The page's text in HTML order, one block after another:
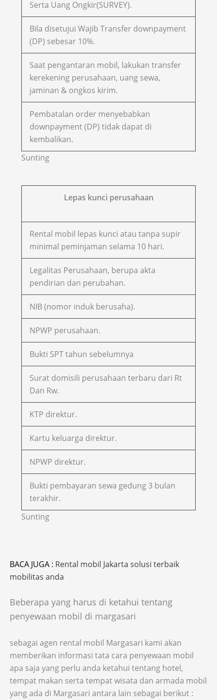
Sunting
Serta Uang Ongkir(SURVEY).
Bila disetujui Wajib Transfer downpayment
(DP) sebesar 10%.
Saat pengantaran mobil, lakukan transfer
kerekening perusahaan, uang sewa,
jaminan & ongkos kirim.
Pembatalan order menyebabkan
downpayment (DP) tidak dapat di
kembalikan.
Sunting
Lepas kunci perusahaan
Rental mobil lepas kunci atau tanpa supir
minimal peminjaman selama 10 hari.
Legalitas Perusahaan, berupa akta
pendirian dan perubahan.
NIB (nomor induk berusaha).
NPWP perusahaan.
Bukti SPT tahun sebelumnya
Surat domisili perusahaan terbaru dari Rt
Dan Rw.
KTP direktur.
Kartu keluarga direktur.
NPWP direktur.
Bukti pembayaran sewa gedung 3 bulan
terakhir.
BACA JUGA : Rental mobil Jakarta solusi terbaik
mobilitas anda
Beberapa yang harus di ketahui tentang
penyewaan mobil di margasari
sebagai agen rental mobil Margasari kami akan
memberikan informasi tata cara penyewaan mobil
apa saja yang perlu anda ketahui tentang hotel,
tempat makan serta tempat wisata dan armada mobil
yang ada di Margasari antara lain sebagai berikut :